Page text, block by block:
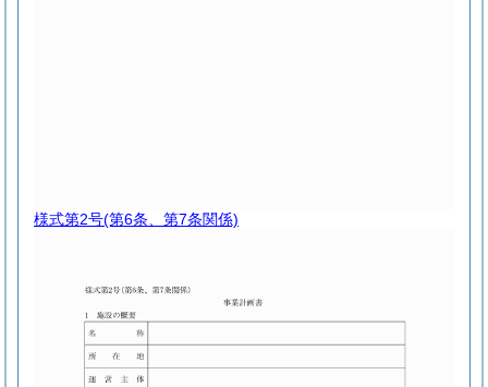
様式第2号(第6条、第7条関係)